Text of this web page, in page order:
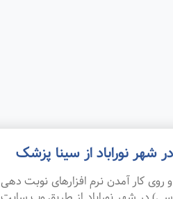
نوراباد از سینا پزشک
کار آمدن نرم افزارهای نوبت دهی